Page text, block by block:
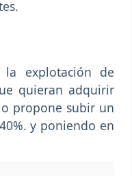
explotación de
quieran adquirir
propone subir un
y poniendo en